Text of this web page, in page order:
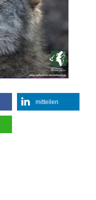
mitteilen